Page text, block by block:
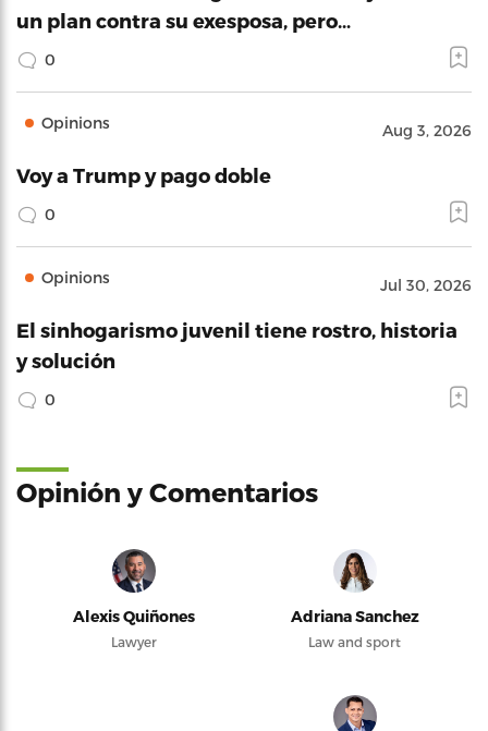
un plan contra su exesposa, pero…
0
Opinions Aug 3, 2026
Voy a Trump y pago doble
0
Opinions Jul 30, 2026
El sinhogarismo juvenil tiene rostro, historia
y solución
0
Opinión y Comentarios
Alexis Quiñones
Lawyer
Adriana Sanchez
Law and sport